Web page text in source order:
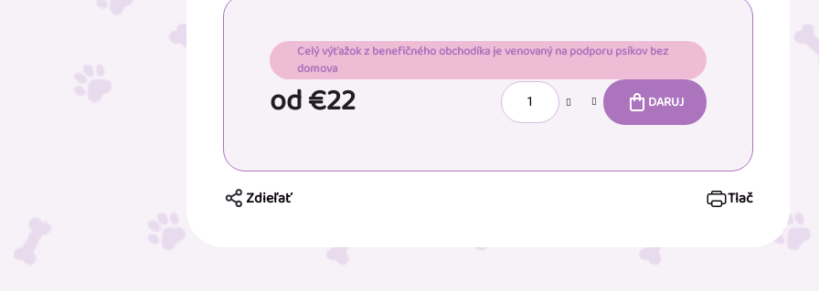
Tlač
Zdieľať
Celý výťažok z benefičného obchodíka je venovaný na podporu psíkov bez
domova
od€22 DARUJ